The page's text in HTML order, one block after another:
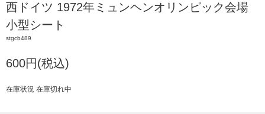
西ドイツ 1972年ミュンヘンオリンピック会場
小型シート
stgcb489
600円(税込)
在庫状況 在庫切れ中